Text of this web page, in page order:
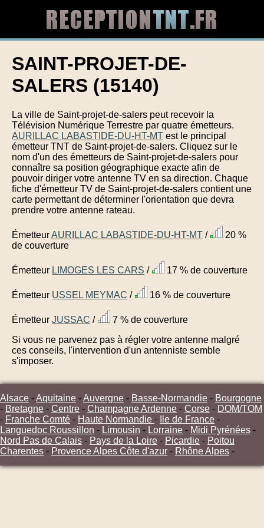
SAINT-PROJET-DE-
SALERS (15140)
La ville de Saint-projet-de-salers peut recevoir la
Télévision Numérique Terrestre par quatre émetteurs.
AURILLAC LABASTIDE-DU-HT-MT est le principal
émetteur TNT de Saint-projet-de-salers. Cliquez sur le
nom d'un des émetteurs de Saint-projet-de-salers pour
connaître sa position géographique exacte afin de
pouvoir diriger votre antenne TV en sa direction. Chaque
fiche d'émetteur TV de Saint-projet-de-salers contient une
carte permettant de déterminer l'orientation que devra
prendre votre antenne rateau.
ÉmetteurAURILLAC LABASTIDE-DU-HT-MT /
20 %
de couverture
Émetteur LIMOGES LES CARS / 17 % de couverture
Émetteur USSEL MEYMAC / 16 % de couverture
Émetteur JUSSAC /
7 % de couverture
Si vous ne parvenez pas à régler votre antenne malgré
ces conseils, l'intervention d'un antenniste semble
s'imposer.
Alsace -Aquitaine -Auvergne - Basse-Normandie - Bourgogne
- Bretagne - Centre - Champagne Ardenne - Corse - DOM/TOM
- Franche Comté - Haute Normandie - Ile de France -
Languedoc Roussillon - Limousin - Lorraine - Midi Pyrénées -
Nord Pas de Calais - Pays de la Loire - Picardie - Poitou
Charentes - Provence Alpes Côte d'azur - Rhône Alpes -